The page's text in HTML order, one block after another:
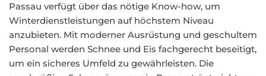
Passau verfügt über das nötige Know-how, um
Winterdienstleistungen auf höchstem Niveau
anzubieten. Mit moderner Ausrüstung und geschultem
Personal werden Schnee und Eis fachgerecht beseitigt,
um ein sicheres Umfeld zu gewährleisten. Die